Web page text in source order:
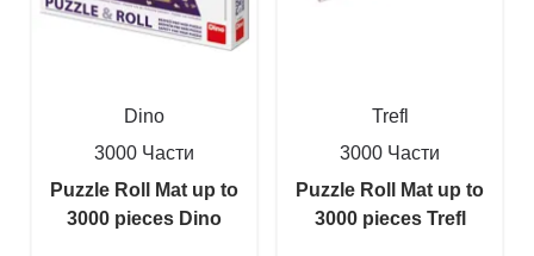
Dino
3000 Части
Puzzle Roll Mat up to
3000 pieces Dino
Trefl
3000 Части
Puzzle Roll Mat up to
3000 pieces Trefl